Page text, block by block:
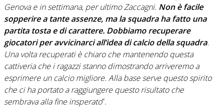
Genova e in settimana, per ultimo Zaccagni. Non è facile
sopperire a tante assenze, ma la squadra ha fatto una
partita tosta e di carattere. Dobbiamo recuperare
giocatori per avvicinarci all’idea di calcio della squadra.
Una volta recuperati è chiaro che mantenendo questa
cattiveria che i ragazzi stanno dimostrando arriveremo a
esprimere un calcio migliore. Alla base serve questo spirito
che ci ha portato a raggiungere questo risultato che
sembrava alla fine insperato”.